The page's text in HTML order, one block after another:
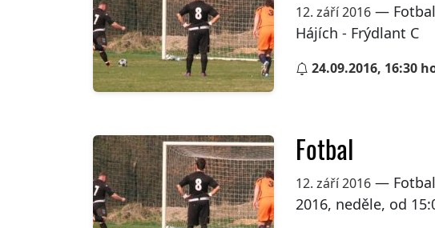
12. září 2016— Fotbal
Hájích - Frýdlant C
24.09.2016, 16:30
Fotbal
12. září 2016— Fotbal
2016, neděle, od